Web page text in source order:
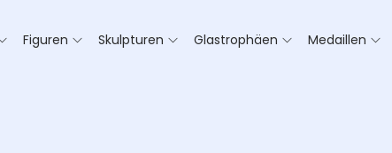
Figuren Skulpturen Glastrophäen Medaillen